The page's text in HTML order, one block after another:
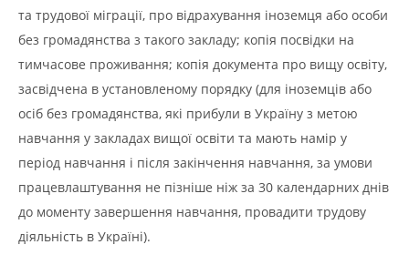
та трудової міграції, про відрахування іноземця або особи
без громадянства з такого закладу; копія посвідки на
тимчасове проживання; копія документа про вищу освіту,
засвідчена в установленому порядку (для іноземців або
осіб без громадянства, які прибули в Україну з метою
навчання у закладах вищої освіти та мають намір у
період навчання і після закінчення навчання, за умови
працевлаштування не пізніше ніж за 30 календарних днів
до моменту завершення навчання, провадити трудову
діяльність в Україні).